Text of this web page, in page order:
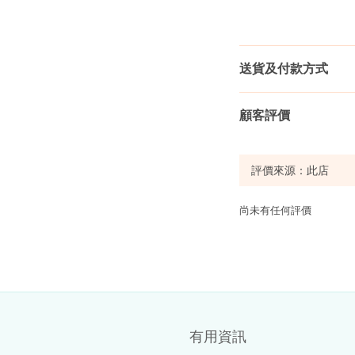
送貨及付款方式
顧客評價
尚未有任何評價
有用資訊